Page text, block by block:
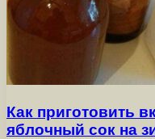
Как приготовить
яблочный сок на